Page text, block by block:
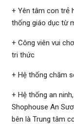
+ Yên tâm con trẻ
thống giáo dục từ
+ Công viên vui
tri thức
+ Hệ thống chăm
+ Hệ thống an
Shophouse An
bên là Trung tâm